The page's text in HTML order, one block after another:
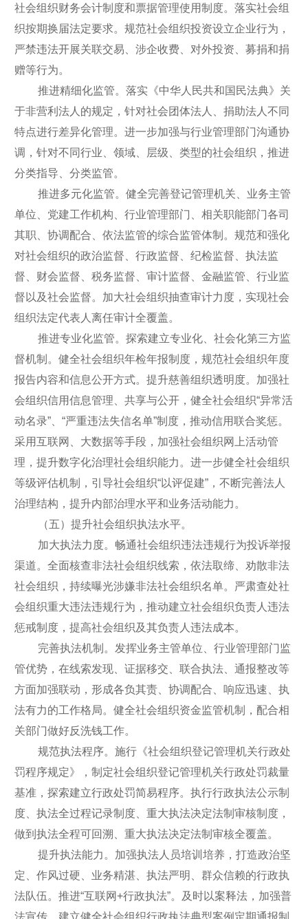
社会组织财务会计制度和票据管理使用制度。落实社会组
织按期换届法定要求。规范社会组织投资设立企业行为，
严禁违法开展关联交易、涉企收费、对外投资、募捐和捐
赠等行为。
推进精细化监管。落实《中华人民共和国民法典》关
于非营利法人的规定，针对社会团体法人、捐助法人不同
特点进行差异化管理。进一步加强与行业管理部门沟通协
调，针对不同行业、领域、层级、类型的社会组织，推进
分类指导、分类监管。
推进多元化监管。健全完善登记管理机关、业务主管
单位、党建工作机构、行业管理部门、相关职能部门各司
其职、协调配合、依法监管的综合监管体制。规范和强化
对社会组织的政治监督、行政监督、纪检监督、执法监
督、财会监督、税务监督、审计监督、金融监管、行业监
督以及社会监督。加大社会组织抽查审计力度，实现社会
组织法定代表人离任审计全覆盖。
推进专业化监管。探索建立专业化、社会化第三方监
督机制。健全社会组织年检年报制度，规范社会组织年度
报告内容和信息公开方式。提升慈善组织透明度。加强社
会组织信用信息管理、共享与公开，健全社会组织“异常活
动名录”、“严重违法失信名单”制度，推动信用联合奖惩。
采用互联网、大数据等手段，加强社会组织网上活动管
理，提升数字化治理社会组织能力。进一步健全社会组织
等级评估机制，引导社会组织“以评促建”，不断完善法人
治理结构，提升内部治理水平和业务活动能力。
（五）提升社会组织执法水平。
加大执法力度。畅通社会组织违法违规行为投诉举报
渠道。全面核查非法社会组织线索，依法取缔、劝散非法
社会组织，持续曝光涉嫌非法社会组织名单。严肃查处社
会组织重大违法违规行为，推动建立社会组织负责人违法
惩戒制度，提高社会组织及其负责人违法成本。
完善执法机制。发挥业务主管单位、行业管理部门监
管优势，在线索发现、证据移交、联合执法、通报整改等
方面加强联动，形成各负其责、协调配合、响应迅速、执
法有力的工作格局。健全社会组织资金监管机制，配合相
关部门做好反洗钱工作。
规范执法程序。施行《社会组织登记管理机关行政处
罚程序规定》，制定社会组织登记管理机关行政处罚裁量
基准，探索建立行政处罚简易程序。执行行政执法公示制
度、执法全过程记录制度、重大执法决定法制审核制度，
做到执法全程可回溯、重大执法决定法制审核全覆盖。
提升执法能力。加强执法人员培训培养，打造政治坚
定、作风过硬、业务精湛、执法严明、群众信赖的行政执
法队伍。推进“互联网+行政执法”。及时以案释法，加强普
法宣传，建立健全社会组织行政执法典型案例定期通报制